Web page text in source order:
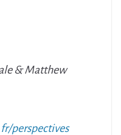
& Matthew
perspectives